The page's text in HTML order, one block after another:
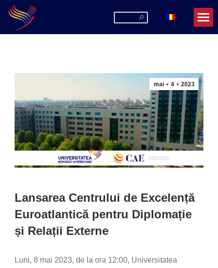
Search:
mai 4 2023
Lansarea Centrului de Excelență
Euroatlantică pentru Diplomație
și Relații Externe
Luni, 8 mai 2023, de la ora 12:00, Universitatea